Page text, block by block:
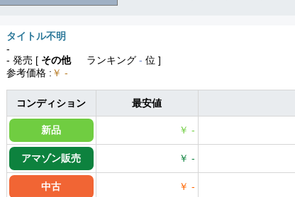
タイトル不明
-
- 発売 [ その他 ランキング - 位 ]
参考価格 : ￥ -
コンディション 最安値
新品 ￥ -
アマゾン販売 ￥ -
中古 ￥ -